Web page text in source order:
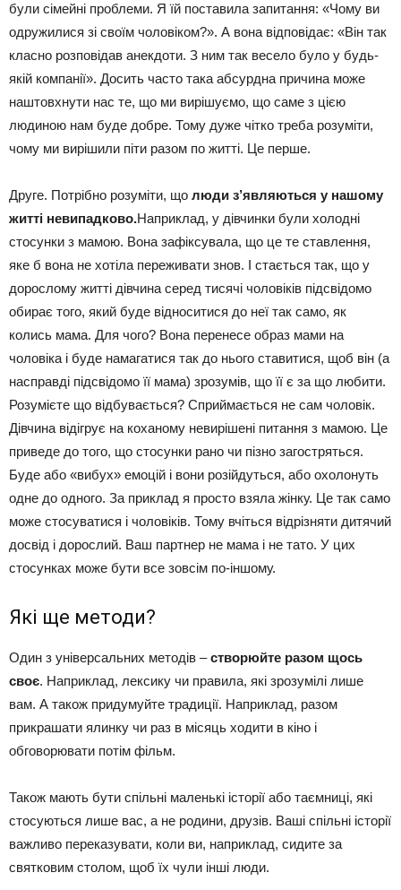
були сімейні проблеми. Я їй поставила запитання: «Чому ви
одружилися зі своїм чоловіком?». А вона відповідає: «Він так
класно розповідав анекдоти. З ним так весело було у будь-
якій компанії». Досить часто така абсурдна причина може
наштовхнути нас те, що ми вирішуємо, що саме з цією
людиною нам буде добре. Тому дуже чітко треба розуміти,
чому ми вирішили піти разом по житті. Це перше.
Друге. Потрібно розуміти, що люди з’являються у нашому
житті невипадково.Наприклад, у дівчинки були холодні
стосунки з мамою. Вона зафіксувала, що це те ставлення,
яке б вона не хотіла переживати знов. І стається так, що у
дорослому житті дівчина серед тисячі чоловіків підсвідомо
обирає того, який буде відноситися до неї так само, як
колись мама. Для чого? Вона перенесе образ мами на
чоловіка і буде намагатися так до нього ставитися, щоб він (а
насправді підсвідомо її мама) зрозумів, що її є за що любити.
Розумієте що відбувається? Сприймається не сам чоловік.
Дівчина відігрує на коханому невирішені питання з мамою. Це
приведе до того, що стосунки рано чи пізно загостряться.
Буде або «вибух» емоцій і вони розійдуться, або охолонуть
одне до одного. За приклад я просто взяла жінку. Це так само
може стосуватися і чоловіків. Тому вчіться відрізняти дитячий
досвід і дорослий. Ваш партнер не мама і не тато. У цих
стосунках може бути все зовсім по-іншому.
Які ще методи?
Один з універсальних методів –створюйте разом щось
своє. Наприклад, лексику чи правила, які зрозумілі лише
вам. А також придумуйте традиції. Наприклад, разом
прикрашати ялинку чи раз в місяць ходити в кіно і
обговорювати потім фільм.
Також мають бути спільні маленькі історії або таємниці, які
стосуються лише вас, а не родини, друзів. Ваші спільні історії
важливо переказувати, коли ви, наприклад, сидите за
святковим столом, щоб їх чули інші люди.